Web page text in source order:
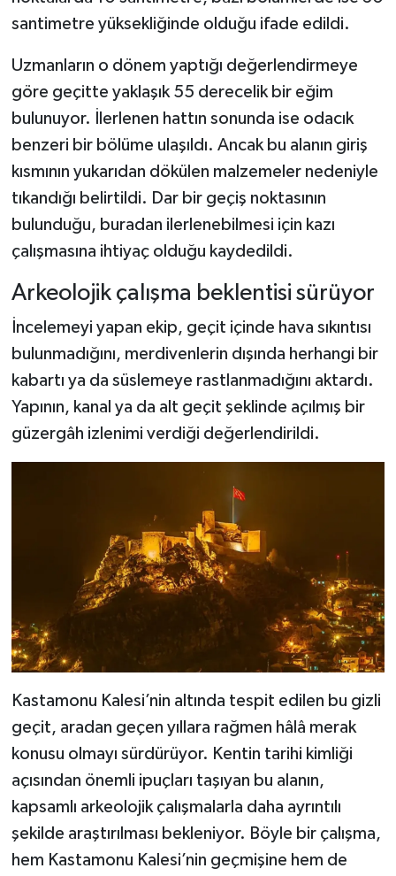
santimetre yüksekliğinde olduğu ifade edildi.
Uzmanların o dönem yaptığı değerlendirmeye
göre geçitte yaklaşık 55 derecelik bir eğim
bulunuyor. İlerlenen hattın sonunda ise odacık
benzeri bir bölüme ulaşıldı. Ancak bu alanın giriş
kısmının yukarıdan dökülen malzemeler nedeniyle
tıkandığı belirtildi. Dar bir geçiş noktasının
bulunduğu, buradan ilerlenebilmesi için kazı
çalışmasına ihtiyaç olduğu kaydedildi.
Arkeolojik çalışma beklentisi sürüyor
İncelemeyi yapan ekip, geçit içinde hava sıkıntısı
bulunmadığını, merdivenlerin dışında herhangi bir
kabartı ya da süslemeye rastlanmadığını aktardı.
Yapının, kanal ya da alt geçit şeklinde açılmış bir
güzergâh izlenimi verdiği değerlendirildi.
Kastamonu Kalesi’nin altında tespit edilen bu gizli
geçit, aradan geçen yıllara rağmen hâlâ merak
konusu olmayı sürdürüyor. Kentin tarihi kimliği
açısından önemli ipuçları taşıyan bu alanın,
kapsamlı arkeolojik çalışmalarla daha ayrıntılı
şekilde araştırılması bekleniyor. Böyle bir çalışma,
hem Kastamonu Kalesi’nin geçmişine hem de